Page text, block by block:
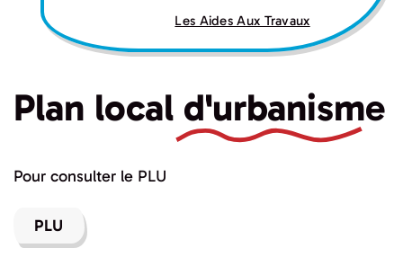
Les Aides Aux Travaux
Plan local d'urbanisme
Pour consulter le PLU
PLU